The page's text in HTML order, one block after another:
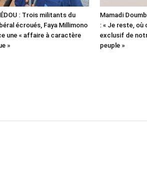
: Trois militants du
écroués, Faya Millimono
une « affaire à caractère
»
Mamadi
: « Je reste, où
exclusif de
peuple »